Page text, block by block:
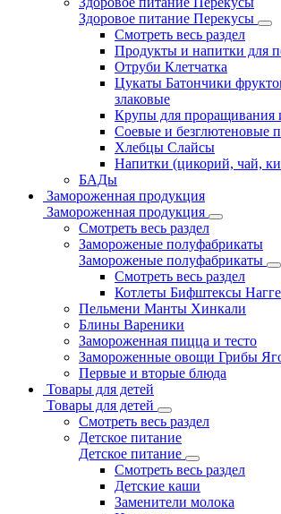
Здоровое питание Перекусы
Смотреть весь раздел
Продукты и напитки для
Отруби Клетчатка
Цукаты Батончики
злаковые
Крупы для проращивания
Соевые и безглютеновые
Хлебцы Слайсы
Напитки (цикорий, чай,
БАДы
Замороженная продукция
Замороженная продукция
Смотреть весь раздел
Замороженые полуфабрикаты
Замороженые полуфабрикаты
Смотреть весь раздел
Котлеты Бифштексы
Пельмени Манты Хинкали
Блины Вареники
Замороженная пицца и тесто
Замороженные овощи Грибы
Первые и вторые блюда
Товары для детей
Товары для детей
Смотреть весь раздел
Детское питание
Детское питание
Смотреть весь раздел
Детские каши
Заменители молока